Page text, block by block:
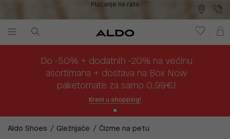
Do -50% + dodatnih -20% na većinu
asortimana + dostava na Box Now
paketomate za samo 0,99€!
Kreni u shopping!
Aldo Shoes Gležnjače Čizme na petu